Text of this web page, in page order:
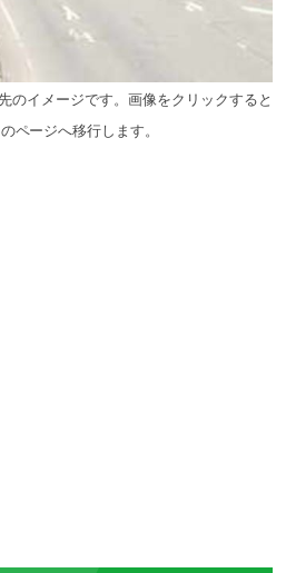
のイメージです。画像をクリックすると
ページへ移行します。